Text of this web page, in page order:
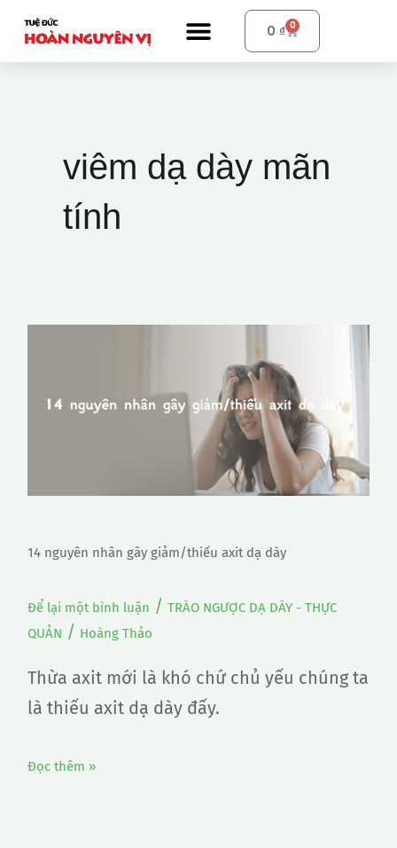
Menu 0 ₫ 0
Cart
viêm dạ dày mãn
tính
14 nguyên nhân gây giảm/thiếu axit dạ dày
Để lại một bình luận / TRÀO NGƯỢC DẠ DÀY - THỰC
QUẢN / Hoàng Thảo
Thừa axit mới là khó chứ chủ yếu chúng ta
là thiếu axit dạ dày đấy.
nhân
dày
Đọc thêm »